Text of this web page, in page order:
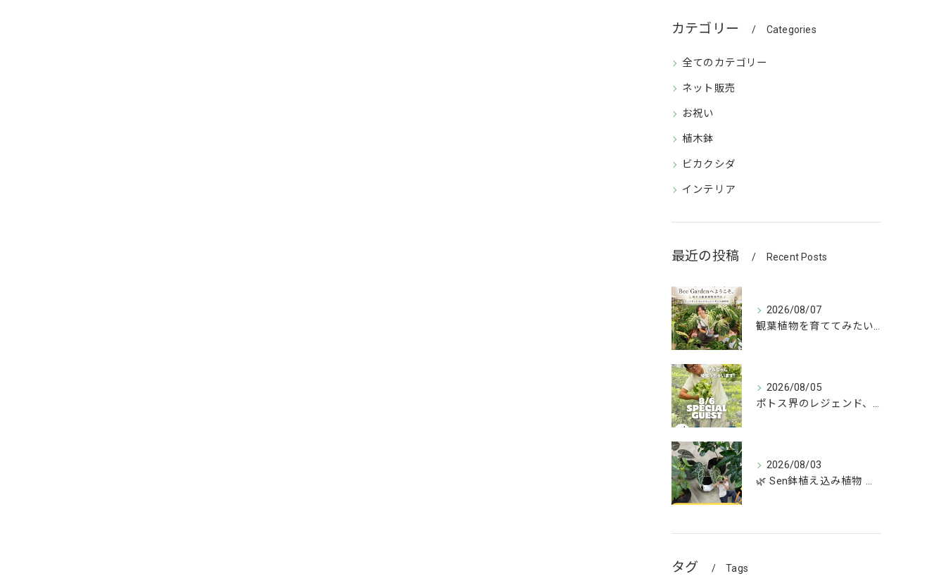
カテゴリー Categories
全てのカテゴリー
ネット販売
お祝い
植木鉢
ビカクシダ
インテリア
最近の投稿 Recent Posts
2026/08/07
観葉植物を育ててみたいけど、何を選べばいいか分からない」
2026/08/05
ポトス界のレジェンド、COME BACK!!!
2026/08/03
🌿 Sen鉢植え込み植物 オンラインショップデビュー！ 🌿
タグ Tags